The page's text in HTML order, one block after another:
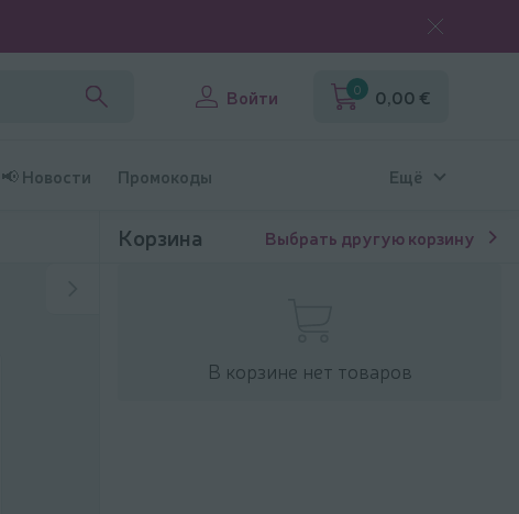
Войти 0 0,00 €
📢 Новости Промокоды Ещё
Корзина Выбрать другую корзину
В корзине нет товаров